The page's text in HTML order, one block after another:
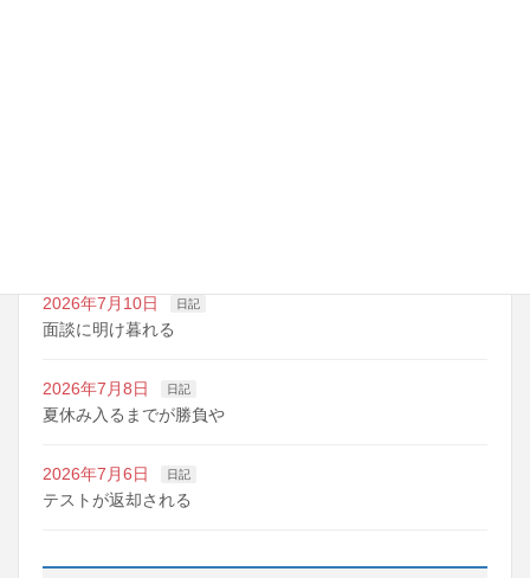
2026年7月10日 日記
面談に明け暮れる
2026年7月8日 日記
夏休み入るまでが勝負や
2026年7月6日 日記
テストが返却される